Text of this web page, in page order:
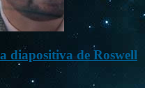
diapositiva de Roswell